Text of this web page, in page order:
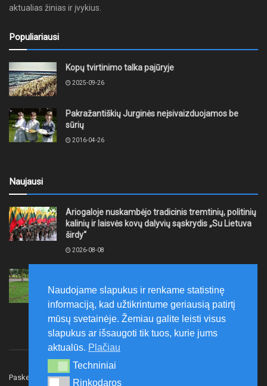
aktualias žinias ir įvykius.
Populiariausi
Kopų tvirtinimo talka pajūryje
2025-09-26
Pakražantiškių Jurginės neįsivaizduojamos be
sūrių
2016-04-26
Naujausi
Ariogaloje nuskambėjo tradicinis tremtinių, politinių
kalinių ir laisvės kovų dalyvių sąskrydis „Su Lietuva
širdy“
2026-08-08
laikytis Kelių eismo taisyklių, tausoti aplinką
2026-08-08
Paskelbk naujieną Rašyti redakcijai
Naudojame slapukus ir renkame statistinę
informaciją, kad užtikrintume geriausią patirtį
mūsų svetainėje. Žemiau galite leisti visus
slapukus ar išsaugoti tik tuos, kurie jums
aktualūs. Plačiau
Techniniai
Techniniai
Rinkodaros
Rinkodaros